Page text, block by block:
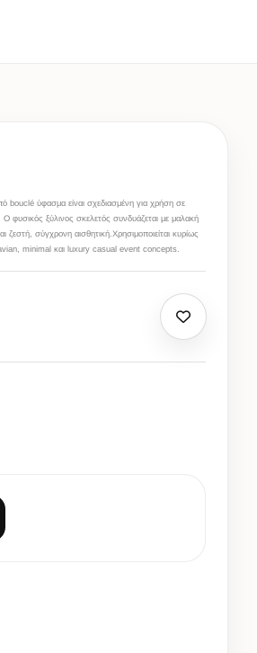
bouclé ύφασμα είναι σχεδιασμένη για χρήση σε
ξύλινος σκελετός συνδυάζεται με μαλακή
σύγχρονη αισθητική.Χρησιμοποιείται κυρίως
minimal και luxury casual event concepts.